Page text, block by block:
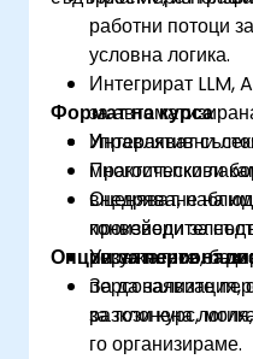
работни потоци
условна логика.
Интегрират LLM,
за
Управляват
многостъпкови
Оценяват,
резултатите от
Формат на курса
Интерактивни
Практически
внедряване на
конвейери за
Упражнения,
персонализация,
разклонена
Опции за
За да заявите
за този курс,
го организираме.